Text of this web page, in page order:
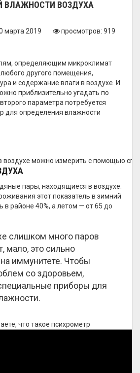
ВЛАЖНОСТИ ВОЗДУХА
марта 2019 просмотров: 919
определяющим микроклимат
другого помещения,
и содержание влаги в воздухе. И
приблизительно угадать по
параметра потребуется
для определения влажности
воздухе можно измерить с помощью
пары, находящиеся в воздухе.
этот показатель в зимний
районе 40%, а летом — от 65 до
слишком много паров
мало, это сильно
иммунитете. Чтобы
со здоровьем,
приборы для
что такое психрометр